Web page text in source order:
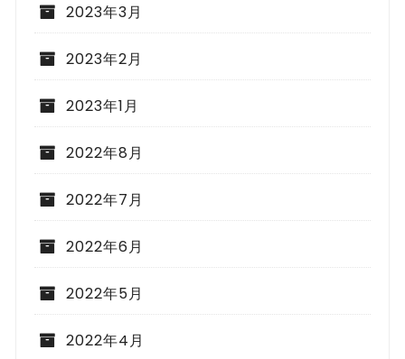
2023年3月
2023年2月
2023年1月
2022年8月
2022年7月
2022年6月
2022年5月
2022年4月